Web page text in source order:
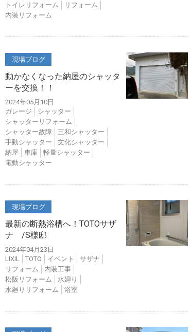
トイレリフォーム
リフォーム
内装リフォーム
現場ブログ
動かなくなった納屋のシャッタ
ーを交換！！
2024年05月10日
ガレージ
シャッター
シャッターリフォーム
シャッター故障
三和シャッター
手動シャッター
文化シャッター
納屋
車庫
軽量シャッター
電動シャッター
現場ブログ
最新の断熱浴槽へ！TOTOサザ
ナ /S様邸
2024年04月23日
LIXIL
TOTO イベント
サザナ
リフォーム
内装工事
松阪リフォーム
水廻り
水廻りリフォーム
浴室